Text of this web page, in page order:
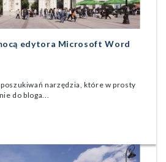
edytora Microsoft Word
narzędzia, które w prosty
do bloga...